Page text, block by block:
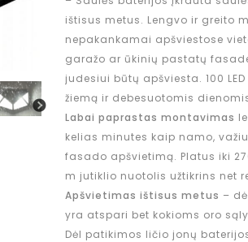
ištisus metus. Lengvo ir greito
nepakankamai apšviestose
garažo ar ūkinių pastatų
judesiui būtų apšviesta. 100
žiemą ir debesuotomis
Labai paprastas montavimas
kelias minutes kaip namo,
fasado apšvietimą. Platus iki
m jutiklio nuotolis užtikrins net
Apšvietimas ištisus metus –
yra atspari bet kokioms oro
Dėl patikimos ličio jonų